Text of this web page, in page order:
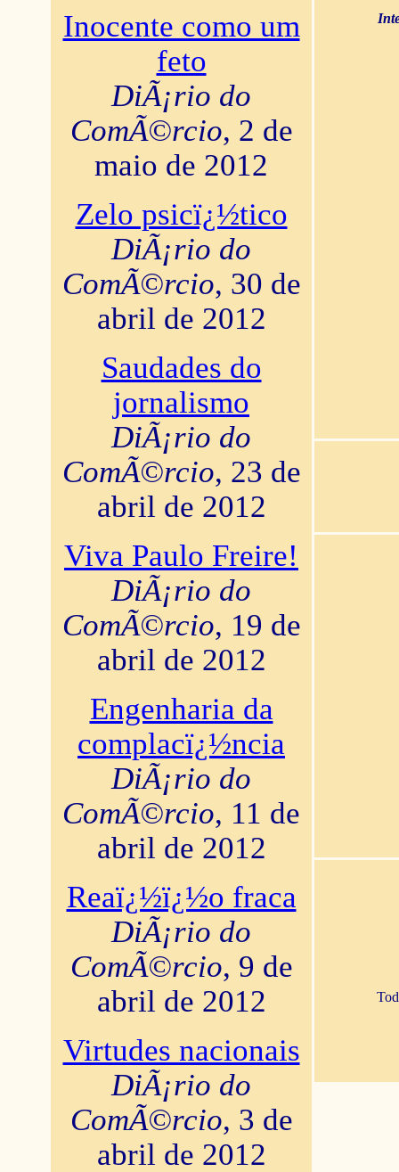
Inocente como um
feto
DiÃ¡rio do
ComÃ©rcio, 2 de
maio de 2012
Zelo psicï¿½tico
DiÃ¡rio do
ComÃ©rcio, 30 de
abril de 2012
Saudades do
jornalismo
DiÃ¡rio do
ComÃ©rcio, 23 de
abril de 2012
Viva Paulo Freire!
DiÃ¡rio do
ComÃ©rcio, 19 de
abril de 2012
Engenharia da
complacï¿½ncia
DiÃ¡rio do
ComÃ©rcio, 11 de
abril de 2012
Reaï¿½ï¿½o fraca
DiÃ¡rio do
ComÃ©rcio, 9 de
abril de 2012
Virtudes nacionais
DiÃ¡rio do
ComÃ©rcio, 3 de
abril de 2012